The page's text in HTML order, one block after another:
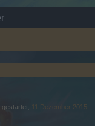
gestartet, 11 Dezember 2015